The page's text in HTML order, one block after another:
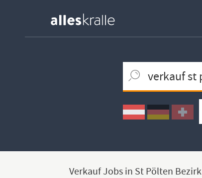
Ortssuche
Umkreissuche
Arbeitsform
Verkauf Jobs in St Pölten Bezirk